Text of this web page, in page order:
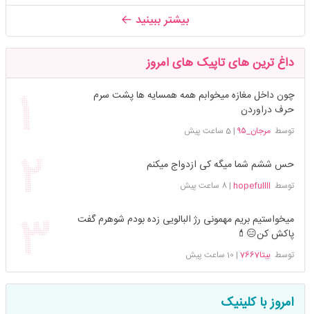
بیشتر ببینید
داغ ترین های تاپیک های امروز
چون داخل مغازه میخوابم همه همسایه ها پشت سرم
حرف دراوردن
توسطمرجان_۹۵ |5 ساعت پیش
حس ششم شما میگه کی ازدواج میکنم
توسط hopefullll
|8 ساعت پیش
میخواستیم بریم مهمونی رژ البالویی زده بودم شوهرم گفت
پاکش کن😑💄
توسطبیتا7667 | 10 ساعت پیش
امروز با کلینیک